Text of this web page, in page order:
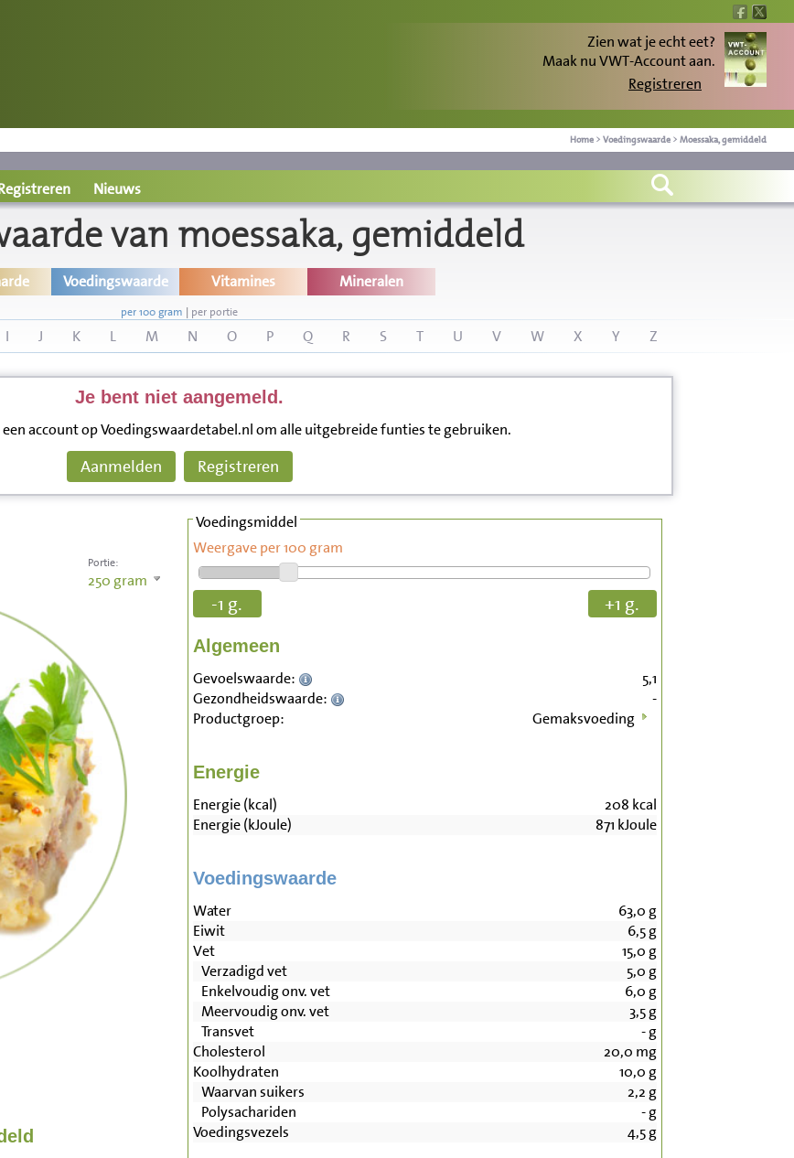
Zien wat je echt eet?
Maak nu VWT-Account aan.
Registreren
Home > Voedingswaarde > Moessaka, gemiddeld
Nieuws
van moessaka, gemiddeld
Voedingswaarde Vitamines Mineralen
per 100 gram | per portie
I J K L M N O P Q R S T U V W X Y Z
Je bent niet aangemeld.
account op Voedingswaardetabel.nl om alle uitgebreide funties te gebruiken.
Aanmelden Registreren
Portie:
250 gram
Voedingsmiddel
Weergave per 100 gram
-1 g. +1 g.
Algemeen
Gevoelswaarde:
5,1
Gezondheidswaarde:
-
Productgroep:
Gemaksvoeding
Energie
Energie (kcal) 208 kcal
Energie (kJoule)
871 kJoule
Voedingswaarde
Water 63,0 g
Eiwit
6,5g
Vet
15,0 g
Verzadigd vet
5,0 g
Enkelvoudig onv. vet
6,0 g
Meervoudig onv. vet
3,5g
Transvet
-g
Cholesterol
20,0 mg
Koolhydraten
10,0 g
Waarvan suikers
2,2 g
Polysachariden
-g
Voedingsvezels
4,5g